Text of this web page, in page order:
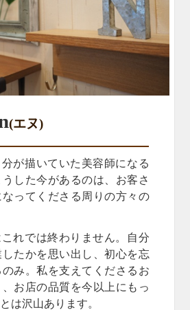
(エヌ)
が描いていた美容師になる
した今があるのは、お客さ
なってくださる周りの方々の
れでは終わりません。自分
たかを思い出し、初心を忘
み。私を支えてくださるお
お店の品質を今以上にもっ
は沢山あります。